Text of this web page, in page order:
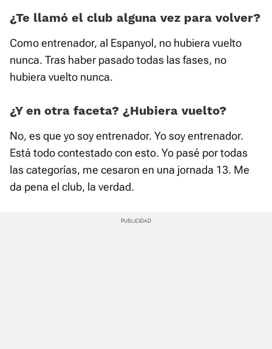
¿Te llamó el club alguna vez para volver?
Como entrenador, al Espanyol, no hubiera vuelto
nunca. Tras haber pasado todas las fases, no
hubiera vuelto nunca.
¿Y en otra faceta? ¿Hubiera vuelto?
No, es que yo soy entrenador. Yo soy entrenador.
Está todo contestado con esto. Yo pasé por todas
las categorías, me cesaron en una jornada 13. Me
da pena el club, la verdad.